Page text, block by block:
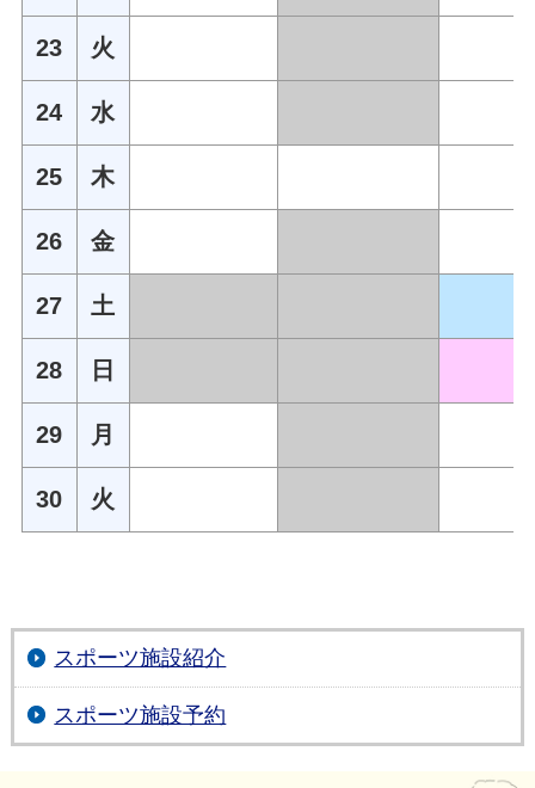
23 火
24 水
25 木
26 金
27 土
28 日
29 月
30 火
スポーツ施設紹介
スポーツ施設予約